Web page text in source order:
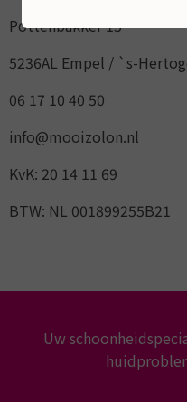
Pottenbakker 15
5236AL Empel / `s-
06 17 10 40 50
info@mooizolon.nl
KvK: 20 14 11 69
BTW: NL 001899255B21
Uw